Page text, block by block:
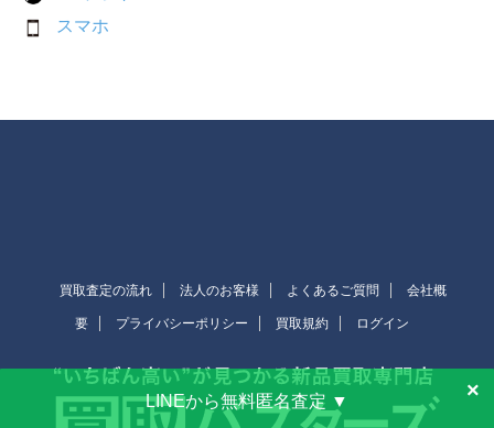
スマホ
買取査定の流れ 法人のお客様 よくあるご質問 会社概
要 プライバシーポリシー 買取規約 ログイン
LINEから無料匿名査定 ▼ ×